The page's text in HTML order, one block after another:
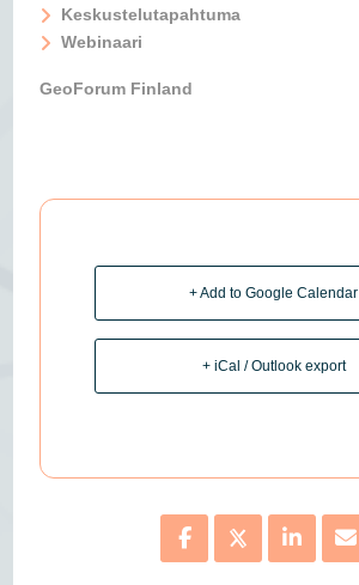
Keskustelutapahtuma
Webinaari
GeoForum Finland
+ Add to Google Calendar
+ iCal / Outlook export